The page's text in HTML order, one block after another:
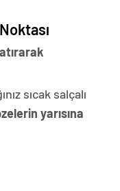
sıcak salçalı
yarısına